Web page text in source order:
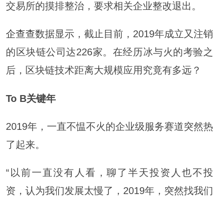
交易所的摸排整治，要求相关企业整改退出。
企查查数据显示，截止目前，2019年成立又注销
的区块链公司达226家。在经历冰与火的考验之
后，区块链技术距离大规模应用究竟有多远？
To B关键年
2019年，一直不愠不火的企业级服务赛道突然热
了起来。
“以前一直没有人看，聊了半天投资人也不投
资，认为我们发展太慢了，2019年，突然找我们